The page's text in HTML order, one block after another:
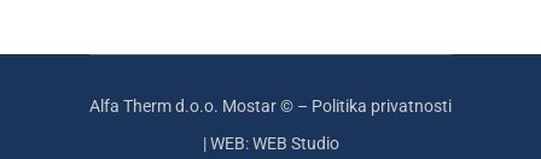
Alfa Therm d.o.o. Mostar © – Politika privatnosti
|WEB: WEB Studio